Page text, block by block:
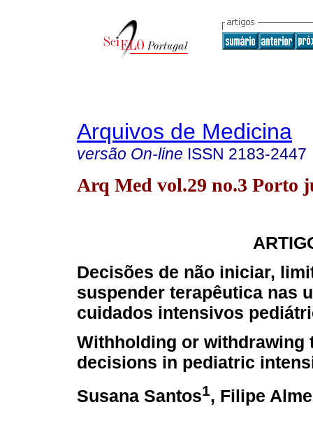
Arquivos de Medicina
versão On-line ISSN 2183-2447
Arq Med vol.29 no.3 Porto
Decisões de não iniciar,
suspender terapêutica nas
cuidados intensivos
Withholding or withdrawing
decisions in pediatric
Susana Santos1, Filipe